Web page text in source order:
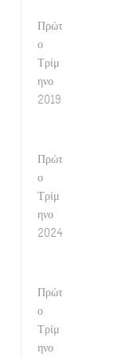
Πρώτ
ο
Τρίμ
ηνο
2019
Πρώτ
ο
Τρίμ
ηνο
2024
Πρώτ
ο
Τρίμ
ηνο